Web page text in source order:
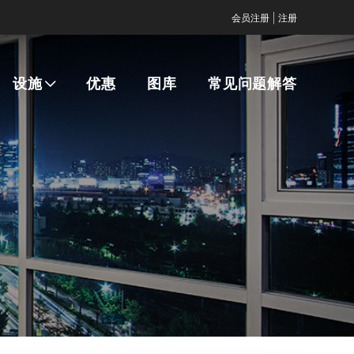
会员注册 注册
设施 优惠 图库 常见问题解答